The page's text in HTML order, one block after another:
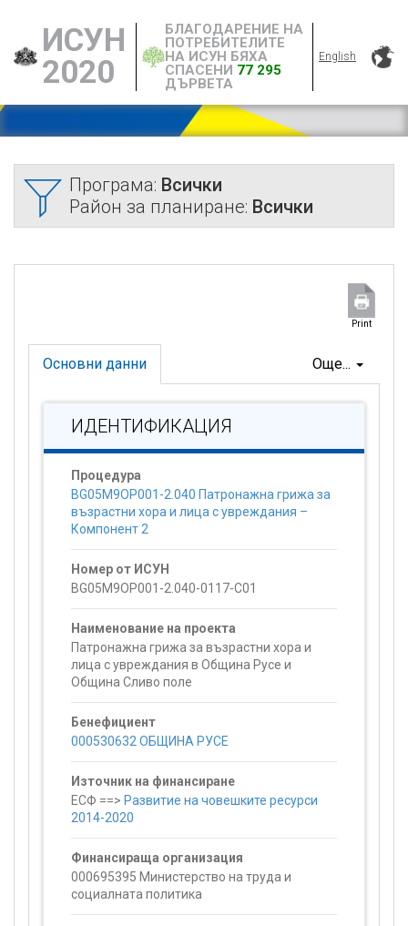
ИСУН
2020
БЛАГОДАРЕНИЕ НА
ПОТРЕБИТЕЛИТЕ
НА ИСУН БЯХА
СПАСЕНИ 77 295
ДЪРВЕТА
English
Програма: Всички
Район за планиране: Всички
Print
Още...
Основни данни
ИДЕНТИФИКАЦИЯ
Процедура
BG05M9OP001-2.040 Патронажна грижа за
възрастни хора и лица с увреждания –
Компонент 2
Номер от ИСУН
BG05M9OP001-2.040-0117-C01
Наименование на проекта
Патронажна грижа за възрастни хора и
лица с увреждания в Община Русе и
Община Сливо поле
Бенефициент
000530632 ОБЩИНА РУСЕ
Източник на финансиране
ЕСФ ==> Развитие на човешките ресурси
2014-2020
Финансираща организация
000695395 Министерство на труда и
социалната политика